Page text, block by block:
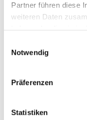
Partner führen diese
weiteren Daten
Notwendig
Präferenzen
Statistiken
Dies